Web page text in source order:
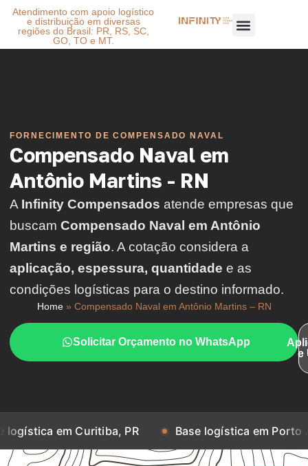
Atendimento com apoio logístico
e distribuição em diversas
regiões do Brasil: PR, RS, SC,
GO, TO e MT.
FORNECIMENTO DE COMPENSADO NAVAL
Compensado Naval em
Antônio Martins - RN
A Infinity Compensados atende empresas que
buscam Compensado Naval em Antônio
Martins e região. A cotação considera a
aplicação, espessura, quantidade e as
condições logísticas para o destino informado.
Home» Compensado Naval em Antônio Martins – RN
Solicitar Orçamento no WhatsApp
e
Curitiba, PR Base logística em Porto Alegre, RS